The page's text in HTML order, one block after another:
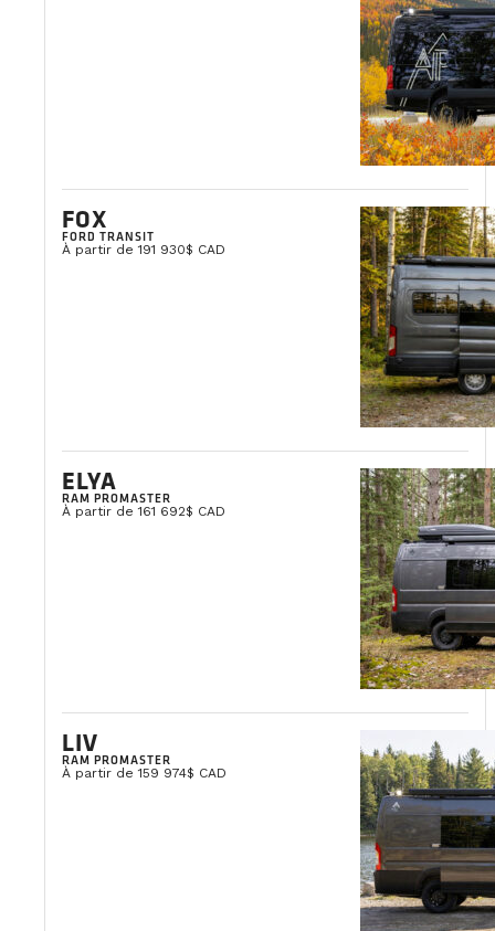
FOX
FORD TRANSIT
À partir de 191 930$ CAD
ELYA
RAM PROMASTER
À partir de 161 692$ CAD
LIV
RAM PROMASTER
À partir de 159 974$ CAD